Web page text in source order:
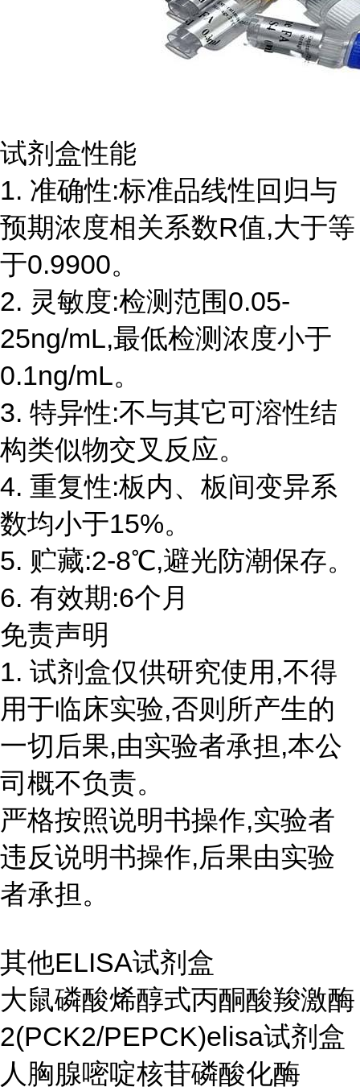
试剂盒性能
1. 准确性:标准品线性回归与
预期浓度相关系数R值,大于等
于0.9900。
2. 灵敏度:检测范围0.05-
25ng/mL,最低检测浓度小于
0.1ng/mL。
3. 特异性:不与其它可溶性结
构类似物交叉反应。
4. 重复性:板内、板间变异系
数均小于15%。
5. 贮藏:2-8℃,避光防潮保存。
6. 有效期:6个月
免责声明
1. 试剂盒仅供研究使用,不得
用于临床实验,否则所产生的
一切后果,由实验者承担,本公
司概不负责。
严格按照说明书操作,实验者
违反说明书操作,后果由实验
者承担。
其他ELISA试剂盒
大鼠磷酸烯醇式丙酮酸羧激酶
2(PCK2/PEPCK)elisa试剂盒
人胸腺嘧啶核苷磷酸化酶